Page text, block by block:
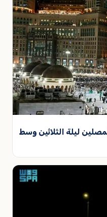
ليلة الثلاثين وسط